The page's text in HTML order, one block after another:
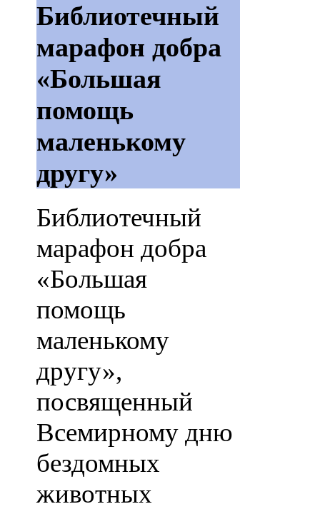
Библиотечный
марафон добра
«Большая
помощь
маленькому
другу»
Библиотечный
марафон добра
«Большая
помощь
маленькому
другу»,
посвященный
Всемирному дню
бездомных
животных